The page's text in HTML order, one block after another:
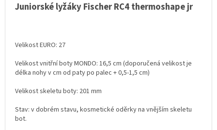
Juniorské lyžáky Fischer RC4 thermoshape jr
Velikost EURO: 27
Velikost vnitřní boty MONDO: 16,5 cm (doporučená velikost je
délka nohy v cm od paty po palec + 0,5-1,5 cm)
Velikost skeletu boty: 201 mm
Stav: v dobrém stavu, kosmetické oděrky na vnějším skeletu
bot.